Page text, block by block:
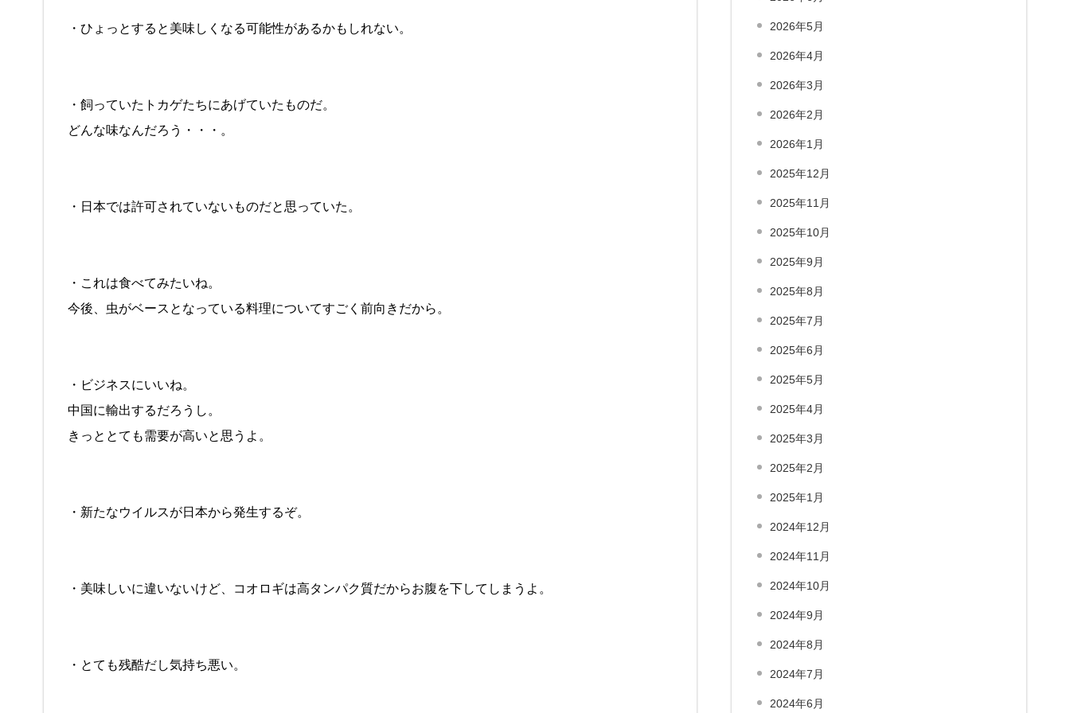
・ひょっとすると美味しくなる可能性があるかもしれない。
・飼っていたトカゲたちにあげていたものだ。
どんな味なんだろう・・・。
・日本では許可されていないものだと思っていた。
・これは食べてみたいね。
今後、虫がベースとなっている料理についてすごく前向きだから。
・ビジネスにいいね。
中国に輸出するだろうし。
きっととても需要が高いと思うよ。
・新たなウイルスが日本から発生するぞ。
・美味しいに違いないけど、コオロギは高タンパク質だからお腹を下してしまうよ。
・とても残酷だし気持ち悪い。
2026年5月
2026年4月
2026年3月
2026年2月
2026年1月
2025年12月
2025年11月
2025年10月
2025年9月
2025年8月
2025年7月
2025年6月
2025年5月
2025年4月
2025年3月
2025年2月
2025年1月
2024年12月
2024年11月
2024年10月
2024年9月
2024年8月
2024年7月
2024年6月